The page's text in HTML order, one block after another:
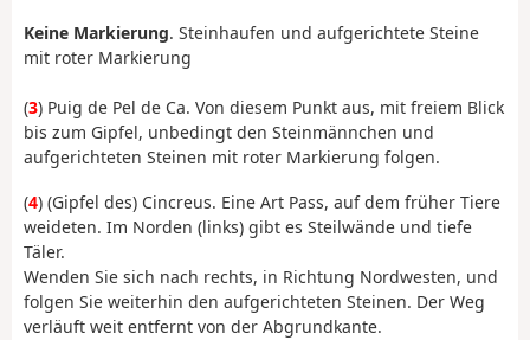
Keine Markierung. Steinhaufen und aufgerichtete Steine
mit roter Markierung
(3) Puig de Pel de Ca. Von diesem Punkt aus, mit freiem Blick
bis zum Gipfel, unbedingt den Steinmännchen und
aufgerichteten Steinen mit roter Markierung folgen.
(4) (Gipfel des) Cincreus. Eine Art Pass, auf dem früher Tiere
weideten. Im Norden (links) gibt es Steilwände und tiefe
Täler.
Wenden Sie sich nach rechts, in Richtung Nordwesten, und
folgen Sie weiterhin den aufgerichteten Steinen. Der Weg
verläuft weit entfernt von der Abgrundkante.